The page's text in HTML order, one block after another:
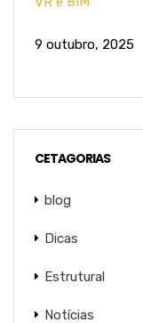
9 outubro, 2025
CETAGORIAS
blog
Dicas
Estrutural
Notícias